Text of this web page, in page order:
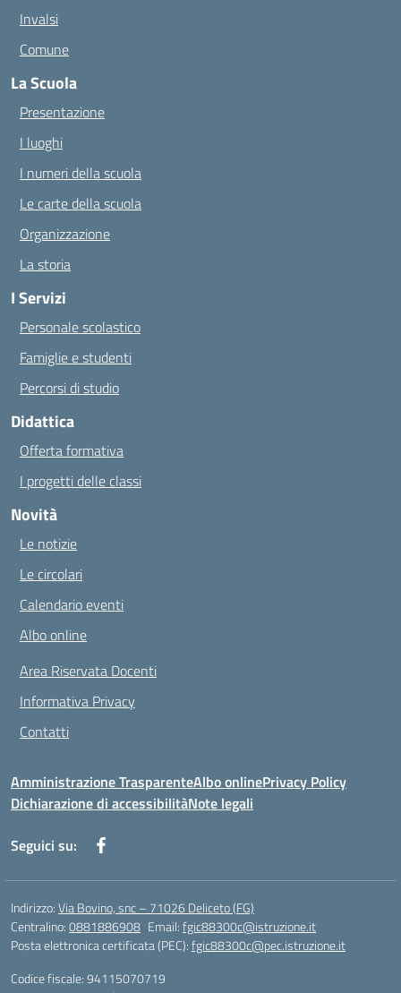
Invalsi
Comune
La Scuola
Presentazione
I luoghi
I numeri della scuola
Le carte della scuola
Organizzazione
La storia
I Servizi
Personale scolastico
Famiglie e studenti
Percorsi di studio
Didattica
Offerta formativa
I progetti delle classi
Novità
Le notizie
Le circolari
Calendario eventi
Albo online
Area Riservata Docenti
Informativa Privacy
Contatti
Amministrazione TrasparenteAlbo onlinePrivacy Policy
Dichiarazione di accessibilitàNote legali
Seguici su:
Indirizzo:Via Bovino, snc – 71026 Deliceto (FG)
Centralino:0881886908 Email:fgic88300c@istruzione.it
Posta elettronica certificata (PEC):fgic88300c@pec.istruzione.it
Codice fiscale: 94115070719